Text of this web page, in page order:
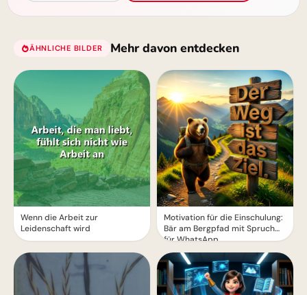
ÄHNLICHE BILDER Mehr davon entdecken
Wenn die Arbeit zur
Leidenschaft wird
macht schlau!
Motivation für die Einschulung:
Bär am Bergpfad mit Spruch
für WhatsApp